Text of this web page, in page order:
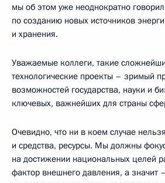
мы об этом уже неоднократно
по созданию новых источников
и хранения.
Уважаемые коллеги, такие
технологические проекты – зримый
возможностей государства, науки и
ключевых, важнейших для страны
Очевидно, что ни в коем случае
и средства, ресурсы. Мы должны
на достижении национальных целей
фактор внешнего давления, а значит